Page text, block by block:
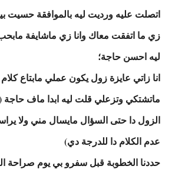
اتصلت عليه ورديت ليه بالموافقة حسيت
زي ما اتفقت معاك وانا زي ماشايفة مابحب
ليه احسن حاجة؛
انا زاتي عايزة زول يكون عملي مابتاع
ماتشتكي وتزعلي قلت ليه ابدا ماف حاجة
الزول دا حتى السؤال مايسال مني ولا
عدم الكلام دا للدرجة دي)
حددنا الخطوبة قبل سفرو بي يوم صراحة